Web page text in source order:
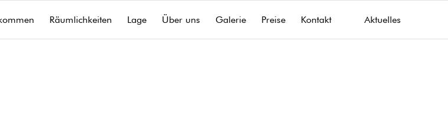
Räumlichkeiten Lage Über uns Galerie Preise Kontakt Aktuelles